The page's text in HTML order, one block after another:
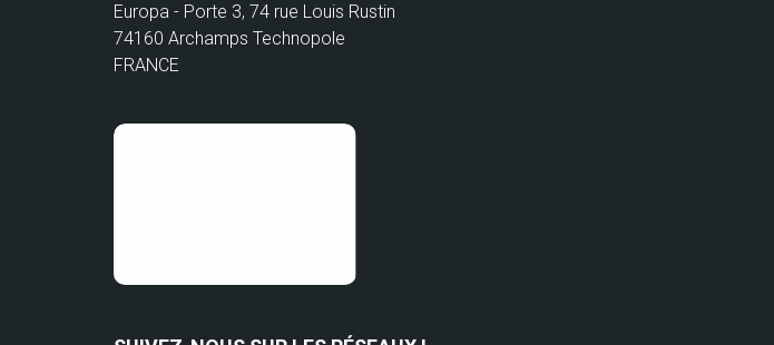
Europa - Porte 3, 74 rue Louis Rustin
74160 Archamps Technopole
FRANCE